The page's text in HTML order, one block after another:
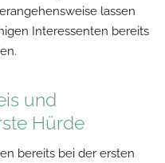
lassen
Interessenten bereits
und
Hürde
bereits bei der ersten